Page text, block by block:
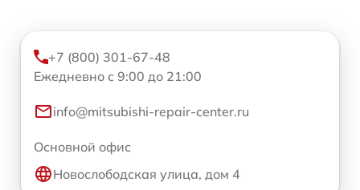
+7 (800) 301-67-48
Ежедневно с 9:00 до 21:00
info@mitsubishi-repair-center.ru
Основной офис
Новослободская улица, дом 4